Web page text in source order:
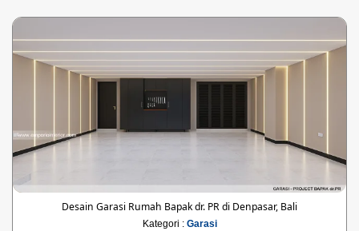
Desain Garasi Rumah Bapak dr. PR di Denpasar, Bali
Kategori : Garasi